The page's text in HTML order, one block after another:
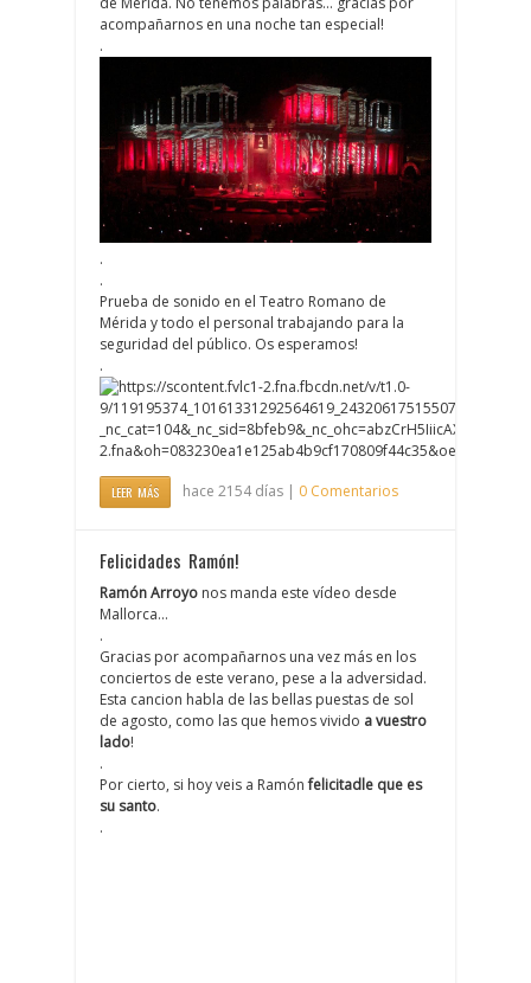
acompañarnos en una noche tan especial!
.
.
.
Prueba de sonido en el Teatro Romano de
Mérida y todo el personal trabajando para la
seguridad del público. Os esperamos!
.
LEER MÁS hace 2154 días | 0 Comentarios
Felicidades Ramón!
Ramón Arroyo nos manda este vídeo desde
Mallorca…
.
Gracias por acompañarnos una vez más en los
conciertos de este verano, pese a la adversidad.
Esta cancion habla de las bellas puestas de sol
de agosto, como las que hemos vivido a vuestro
lado!
.
Por cierto, si hoy veis a Ramónfelicitadle que es
su santo.
.